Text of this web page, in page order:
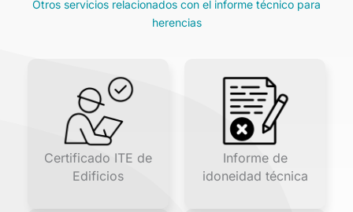
Otros servicios relacionados con el informe técnico para
herencias
Certificado ITE de
Edificios
Informe de
idoneidad técnica